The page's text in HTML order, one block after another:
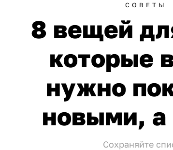
СОВЕТЫ
8 вещей
которые
нужно
новыми,
Сохраняйте